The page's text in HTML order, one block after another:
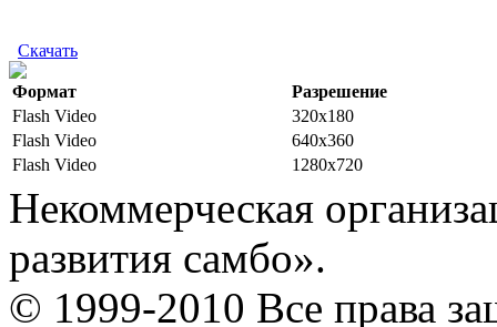
Скачать
Формат
Разрешение
Flash Video
320x180
Flash Video
640x360
Flash Video
1280x720
Некоммерческая
развития самбо».
© 1999-2010 Все права